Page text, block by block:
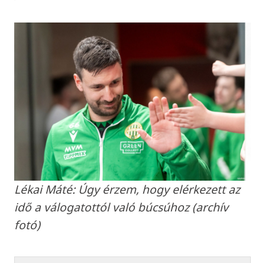
Lékai Máté: Úgy érzem, hogy elérkezett az
idő a válogatottól való búcsúhoz (archív
fotó)